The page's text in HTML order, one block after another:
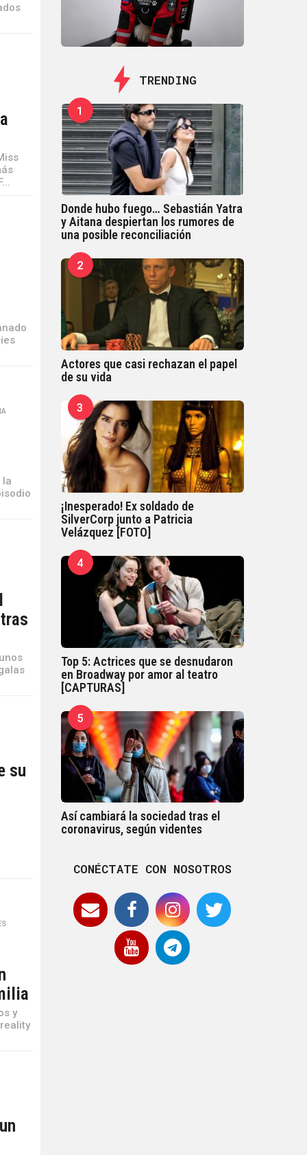
la
su
y
TRENDING
1
Donde hubo fuego… Sebastián Yatra
y Aitana despiertan los rumores de
una posible reconciliación
2
Actores que casi rechazan el papel
de su vida
3
¡Inesperado! Ex soldado de
SilverCorp junto a Patricia
Velázquez [FOTO]
4
Top 5: Actrices que se desnudaron
en Broadway por amor al teatro
[CAPTURAS]
5
Así cambiará la sociedad tras el
coronavirus, según videntes
CONÉCTATE CON NOSOTROS